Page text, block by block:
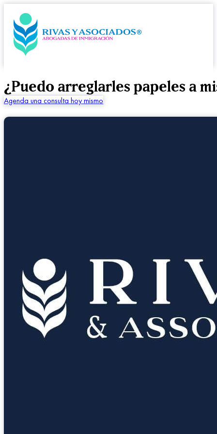
¿Puedo arreglarles papeles a
Agenda una consulta hoy mismo